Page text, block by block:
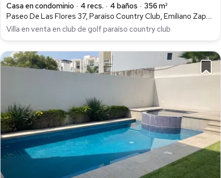
Casa en condominio
4 recs. 4 baños
356 m²
Paseo De Las Flores 37, Paraíso Country Club, Emiliano Zapata
Villa en venta en club de golf paraíso country club